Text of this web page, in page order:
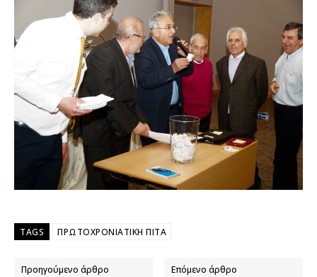
TAGS ΠΡΩΤΟΧΡΟΝΙΑΤΙΚΗ ΠΙΤΑ
Προηγούμενο άρθρο Επόμενο άρθρο